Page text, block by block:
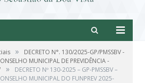
»
DECRETO N°. 130/2025-GP/PMSSBV -
MUNICIPAL DE PREVIDÊNCIA -
»
DECRETO Nº 130-2025 – GP-PMSSBV –
MUNICIPAL DO FUNPREV 2025-